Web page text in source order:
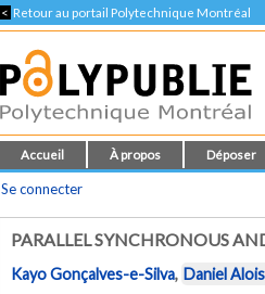
< Retour au portail Polytechnique Montréal
Accueil À propos Déposer
Se connecter
PARALLEL SYNCHRONOUS
Kayo Gonçalves-e-Silva, Daniel